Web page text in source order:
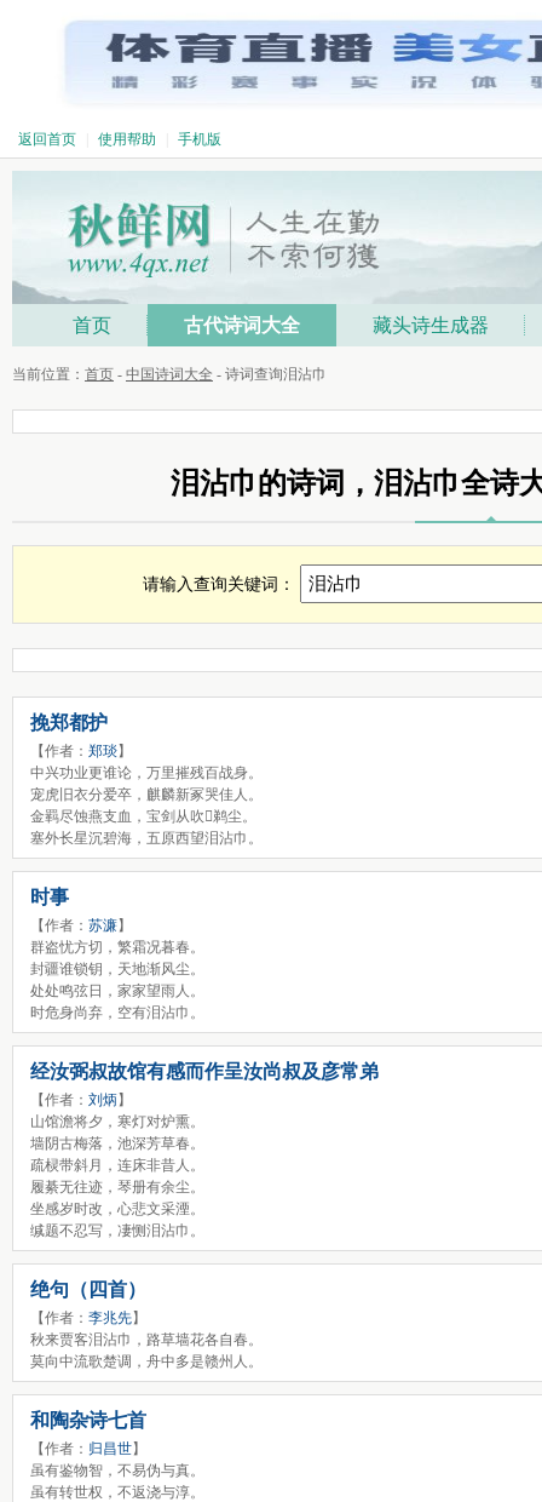
返回首页 使用帮助 手机版
泪沾巾诗词，泪沾巾古诗查询，泪沾巾全诗，泪沾巾诗句全集
首页 古代诗词大全 藏头诗生成器
当前位置： 首页 - 中国诗词大全 - 诗词查询泪沾巾
泪沾巾的诗词，泪沾巾全诗
请输入查询关键词：
挽郑都护
【作者： 郑琰】
中兴功业更谁论，万里摧残百战身。
宠虎旧衣分爱卒，麒麟新冢哭佳人。
金羁尽蚀燕支血，宝剑从吹鹈尘。
塞外长星沉碧海，五原西望泪沾巾。
时事
【作者： 苏濂】
群盗忧方切，繁霜况暮春。
封疆谁锁钥，天地渐风尘。
处处鸣弦日，家家望雨人。
时危身尚弃，空有泪沾巾。
经汝弼叔故馆有感而作呈汝尚叔及彦常弟
【作者： 刘炳】
山馆澹将夕，寒灯对炉熏。
墙阴古梅落，池深芳草春。
疏棂带斜月，连床非昔人。
履綦无往迹，琴册有余尘。
坐感岁时改，心悲文采湮。
缄题不忍写，凄恻泪沾巾。
绝句（四首）
【作者： 李兆先】
秋来贾客泪沾巾，路草墙花各自春。
莫向中流歌楚调，舟中多是赣州人。
和陶杂诗七首
【作者： 归昌世】
虽有鉴物智，不易伪与真。
虽有转世权，不返浇与淳。